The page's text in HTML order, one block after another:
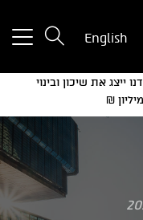
English
ייצג את שיכון ובינוי